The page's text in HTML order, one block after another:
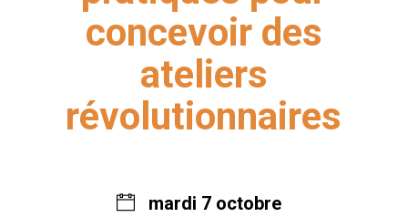
concevoir des
ateliers
révolutionnaires
mardi 7 octobre